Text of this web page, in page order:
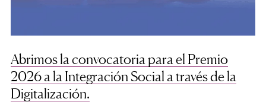
Abrimos la convocatoria para el Premio
2026 a la Integración Social a través de la
Digitalización.